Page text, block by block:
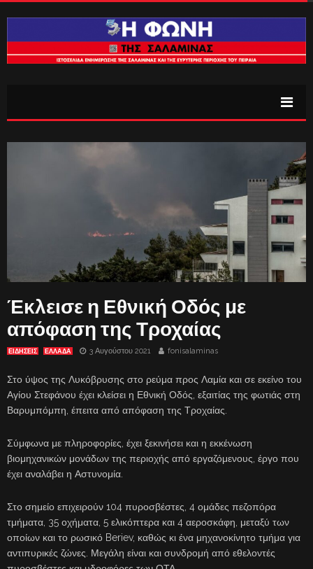
Έκλεισε η Εθνική Οδός με
απόφαση της Τροχαίας
ΕΙΔΗΣΕΙΣ ΕΛΛΑΔΑ 3 Αυγούστου 2021 fonisalaminas
Στο ύψος της Λυκόβρυσης στο ρεύμα προς Λαμία και σε εκείνο του
Αγίου Στεφάνου έχει κλείσει η Εθνική Οδός, εξαιτίας της φωτιάς στη
Βαρυμπόμπη, έπειτα από απόφαση της Τροχαίας.
Σύμφωνα με πληροφορίες, έχει ξεκινήσει και η εκκένωση
βιομηχανικών μονάδων της περιοχής από εργαζόμενους, έργο που
έχει αναλάβει η Αστυνομία.
Στο σημείο επιχειρούν 104 πυροσβέστες, 4 ομάδες πεζοπόρα
τμήματα, 35 οχήματα, 5 ελικόπτερα και 4 αεροσκάφη, μεταξύ των
οποίων και το ρωσικό Beriev, καθώς κι ένα μηχανοκίνητο τμήμα για
αντιπυρικές ζώνες. Μεγάλη είναι και συνδρομή από εθελοντές